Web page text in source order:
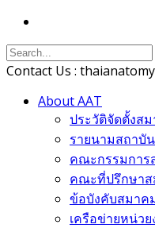
Contact Us :
About AAT
ประวัติจัดตั้งส
รายนามสถาบั
คณะกรรมการ
คณะที่ปรึกษา
ข้อบังคับสมาค
เครือข่ายหน่ว